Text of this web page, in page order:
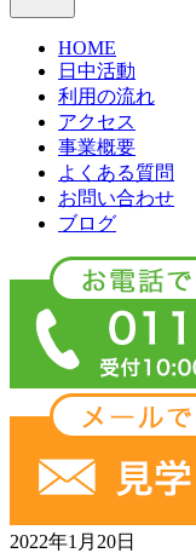
HOME
日中活動
利用の流れ
アクセス
事業概要
よくある質問
お問い合わせ
ブログ
2022年1月20日